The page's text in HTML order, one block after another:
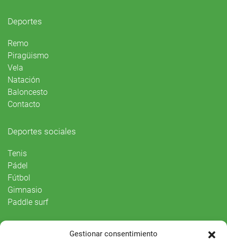
Gestionar consentimiento
Deportes
Remo
Piragüismo
Vela
Natación
Baloncesto
Contacto
Deportes sociales
Tenis
Pádel
Fútbol
Gimnasio
Paddle surf